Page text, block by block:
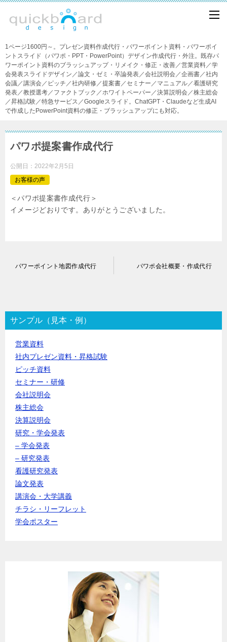
1ページ1600円～。プレゼン資料作成代行・パワーポイント資料・パワーポイ
ントスライド（パワポ・PPT・PowerPoint）デザイン作成代行・外注。既存パ
ワーポイント資料のブラッシュアップ・リメイク・修正・改善／営業資料／学
会発表スライドデザイン／論文・ゼミ・卒論発表／会社説明会／企画書／社内
会議／講演会／ピッチ／社内研修／提案書／セミナー／マニュアル／看護研究
発表／教授選考／ファクトブック／ホワイトペーパー／決算説明会／株主総会
／昇格試験／特急サービス／Googleスライド。ChatGPT・Claudeなど生成AI
で作成したPowerPoint資料の修正・ブラッシュアップにも対応。
パワポ提案書作成代行
公開日： 2022年2月5日
お客様の声
＜パワポ提案書作成代行＞
イメージどおりです。ありがとうございました。
ゲ
ー
シ
パワーポイント地図作成代行 パワポ会社概要・作成代行
サンプル（見本・例）
営業資料
社内プレゼン資料・昇格試験
ピッチ資料
セミナー・研修
会社説明会
株主総会
決算説明会
研究・学会発表
– 学会発表
– 研究発表
看護研究発表
論文発表
講演会・大学講義
チラシ・リーフレット
学会ポスター